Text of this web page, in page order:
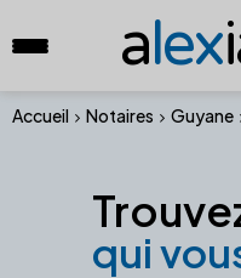
alex
Accueil Notaires Guyane
qui